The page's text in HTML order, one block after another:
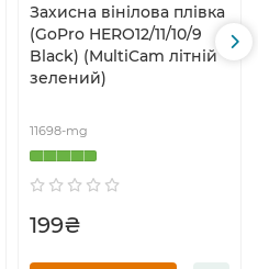
Захисна вінілова плівка
(GoPro HERO12/11/10/9
Black) (MultiCam літній
зелений)
11698-mg
199₴